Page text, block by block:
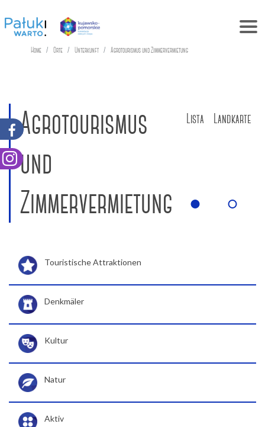
Home Orte Unterkunft Agrotourismus und Zimmervermietung
Agrotourismus
und
Zimmervermietung
Lista Landkarte
Touristische Attraktionen
Denkmäler
Kultur
Natur
Aktiv